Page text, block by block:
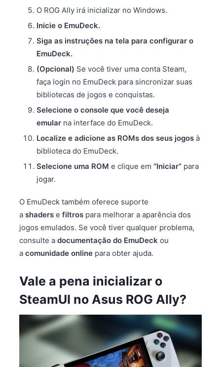
O ROG Ally irá inicializar no Windows.
Inicie o EmuDeck.
Siga as instruções na tela para configurar o
EmuDeck.
(Opcional) Se você tiver uma conta Steam,
faça login no EmuDeck para sincronizar suas
bibliotecas de jogos e conquistas.
Selecione o console que você deseja
emular na interface do EmuDeck.
Localize e adicione as ROMs dos seus jogos à
biblioteca do EmuDeck.
Selecione uma ROM e clique em “Iniciar” para
jogar.
O EmuDeck também oferece suporte
a shaders e filtros para melhorar a aparência dos
jogos emulados. Se você tiver qualquer problema,
consulte a documentação do EmuDeck ou
a comunidade online para obter ajuda.
Vale a pena inicializar o
SteamUI no Asus ROG Ally?